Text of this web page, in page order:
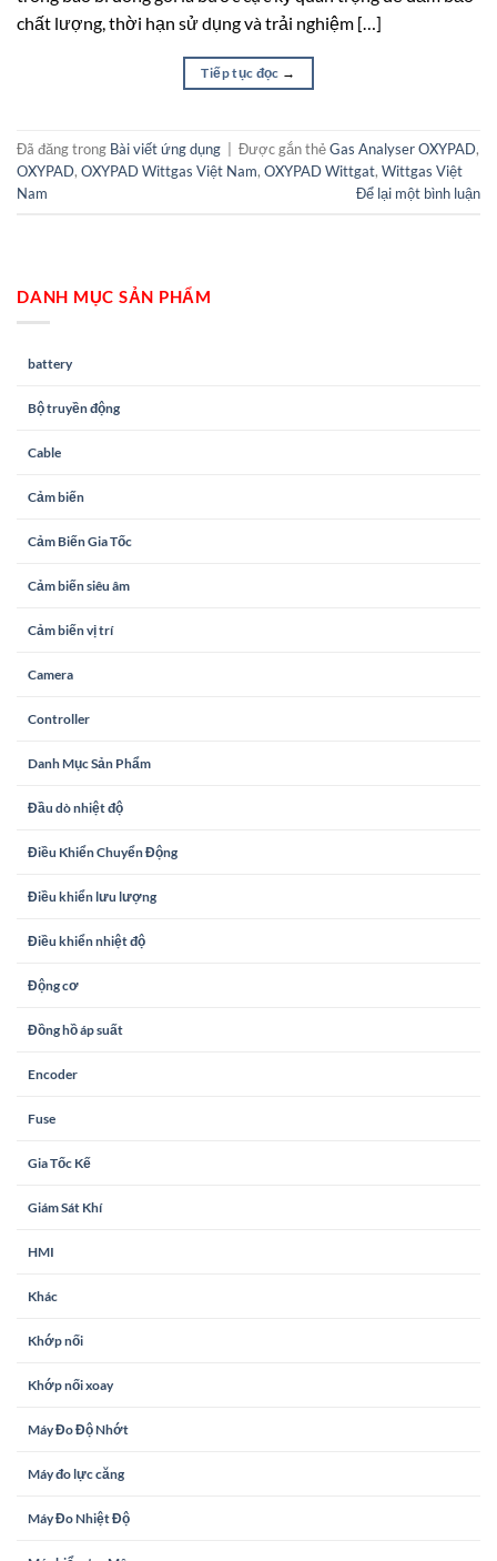
chất lượng, thời hạn sử dụng và trải nghiệm […]
Tiếp tục đọc →
Đã đăng trong Bài viết ứng dụng Được gắn thẻGas Analyser OXYPAD,
OXYPAD, OXYPAD Wittgas Việt Nam, OXYPAD Wittgat, Wittgas Việt
Nam
Để lại một bình luận
DANH MỤC SẢN PHẨM
battery
Bộ truyền động
Cable
Cảm biến
Cảm Biến Gia Tốc
Cảm biến siêu âm
Cảm biến vị trí
Camera
Controller
Danh Mục Sản Phẩm
Đầu dò nhiệt độ
Điều Khiển Chuyển Động
Điều khiển lưu lượng
Điều khiển nhiệt độ
Động cơ
Đồng hồ áp suất
Encoder
Fuse
Gia Tốc Kế
Giám Sát Khí
HMI
Khác
Khớp nối
Khớp nối xoay
Máy Đo Độ Nhớt
Máy đo lực căng
Máy Đo Nhiệt Độ